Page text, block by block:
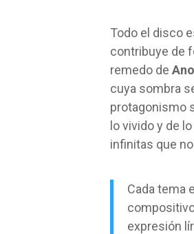
Todo el disco
contribuye de
remedo de
cuya sombra
protagonismo
lo vivido y de
infinitas que
Cada tema
expresión